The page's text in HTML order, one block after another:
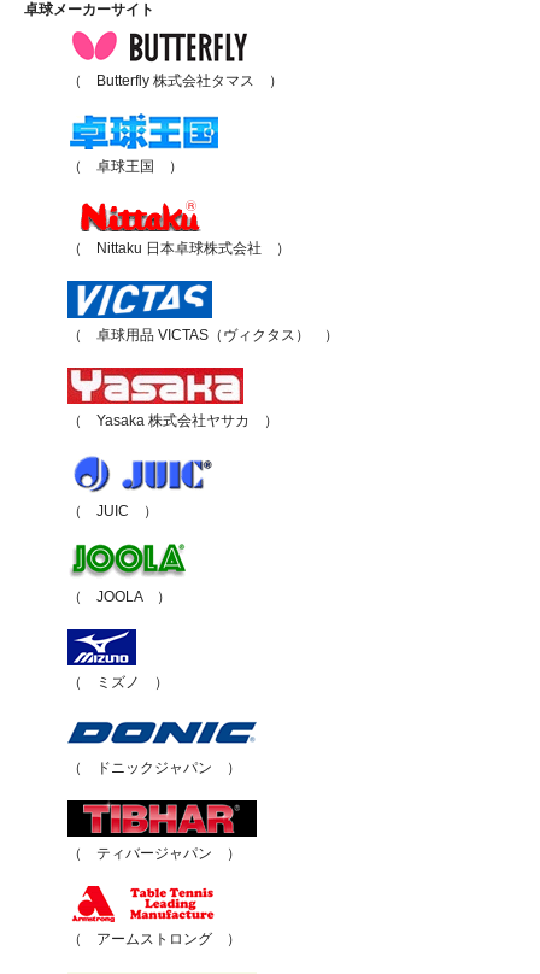
卓球メーカーサイト
（ Butterfly 株式会社タマス ）
（ 卓球王国 ）
（ Nittaku 日本卓球株式会社 ）
（ 卓球用品 VICTAS（ヴィクタス） ）
（ Yasaka 株式会社ヤサカ ）
（ JUIC ）
（ JOOLA ）
（ ミズノ ）
（ ドニックジャパン ）
（ ティバージャパン ）
（ アームストロング ）